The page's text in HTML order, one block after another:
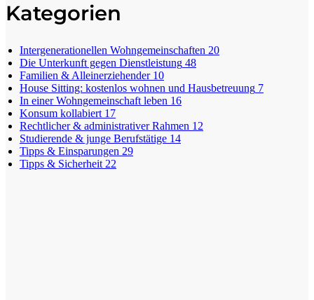
Kategorien
Intergenerationellen Wohngemeinschaften 20
Die Unterkunft gegen Dienstleistung 48
Familien & Alleinerziehender 10
House Sitting: kostenlos wohnen und Hausbetreuung 7
In einer Wohngemeinschaft leben 16
Konsum kollabiert 17
Rechtlicher & administrativer Rahmen 12
Studierende & junge Berufstätige 14
Tipps & Einsparungen 29
Tipps & Sicherheit 22